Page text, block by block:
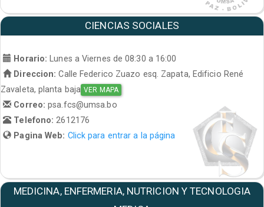
CIENCIAS SOCIALES
Horario:
Lunes a Viernes de 08:30 a 16:00
Direccion: Calle Federico Zuazo esq. Zapata, Edificio René
Zavaleta, planta baja VER MAPA
Correo:psa.fcs@umsa.bo
Telefono: 2612176
Pagina Web: Click para entrar a la página
MEDICINA, ENFERMERIA, NUTRICION Y TECNOLOGIA